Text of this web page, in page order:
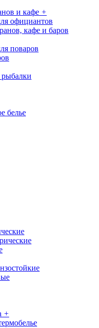
и кафе +
официантов
кафе и баров
поваров
рыбалки
белье
+